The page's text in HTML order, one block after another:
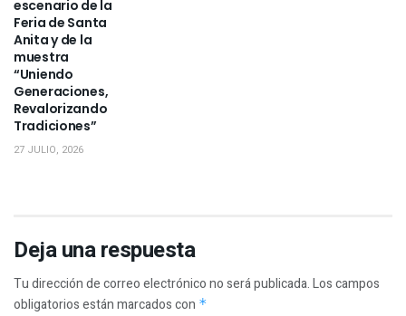
escenario de la
Feria de Santa
Anita y de la
muestra
“Uniendo
Generaciones,
Revalorizando
Tradiciones”
27 JULIO, 2026
Deja una respuesta
Tu dirección de correo electrónico no será publicada.Los campos
obligatorios están marcados con *